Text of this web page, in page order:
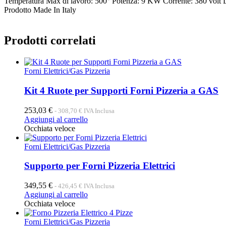
Prodotto Made In Italy
Prodotti correlati
Forni Elettrici/Gas Pizzeria
Kit 4 Ruote per Supporti Forni Pizzeria a GAS
253,03 € - 308,70 € IVA Inclusa
Aggiungi al carrello
Occhiata veloce
Forni Elettrici/Gas Pizzeria
Supporto per Forni Pizzeria Elettrici
349,55 € - 426,45 € IVA Inclusa
Aggiungi al carrello
Occhiata veloce
Forni Elettrici/Gas Pizzeria